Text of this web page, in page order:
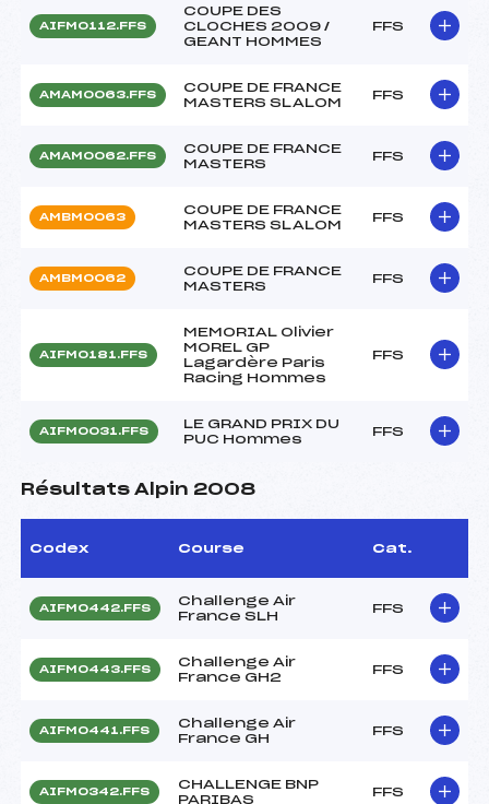
AIFM0112.FFS
COUPE DES
CLOCHES 2009 /
GEANT HOMMES
FFS
AMAM0063.FFS
COUPE DE FRANCE
MASTERS SLALOM
FFS
AMAM0062.FFS
COUPE DE FRANCE
MASTERS
FFS
AMBM0063
COUPE DE FRANCE
MASTERS SLALOM
FFS
AMBM0062
COUPE DE FRANCE
MASTERS
FFS
AIFM0181.FFS
MEMORIAL Olivier
MOREL GP
Lagardère Paris
Racing Hommes
FFS
AIFM0031.FFS
LE GRAND PRIX DU
PUC Hommes
FFS
Résultats Alpin 2008
Codex Course Cat.
AIFM0442.FFS
Challenge Air
France SLH
FFS
AIFM0443.FFS
Challenge Air
France GH2
FFS
AIFM0441.FFS
Challenge Air
France GH
FFS
AIFM0342.FFS
CHALLENGE BNP
PARIBAS
FFS